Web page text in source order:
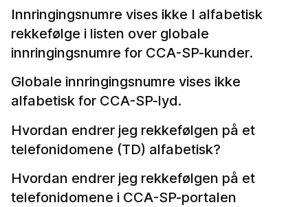
Innringingsnumre vises ikke I alfabetisk
rekkefølge i listen over globale
innringingsnumre for CCA-SP-kunder.
Globale innringingsnumre vises ikke
alfabetisk for CCA-SP-lyd.
Hvordan endrer jeg rekkefølgen på et
telefonidomene (TD) alfabetisk?
Hvordan endrer jeg rekkefølgen på et
telefonidomene i CCA-SP-portalen